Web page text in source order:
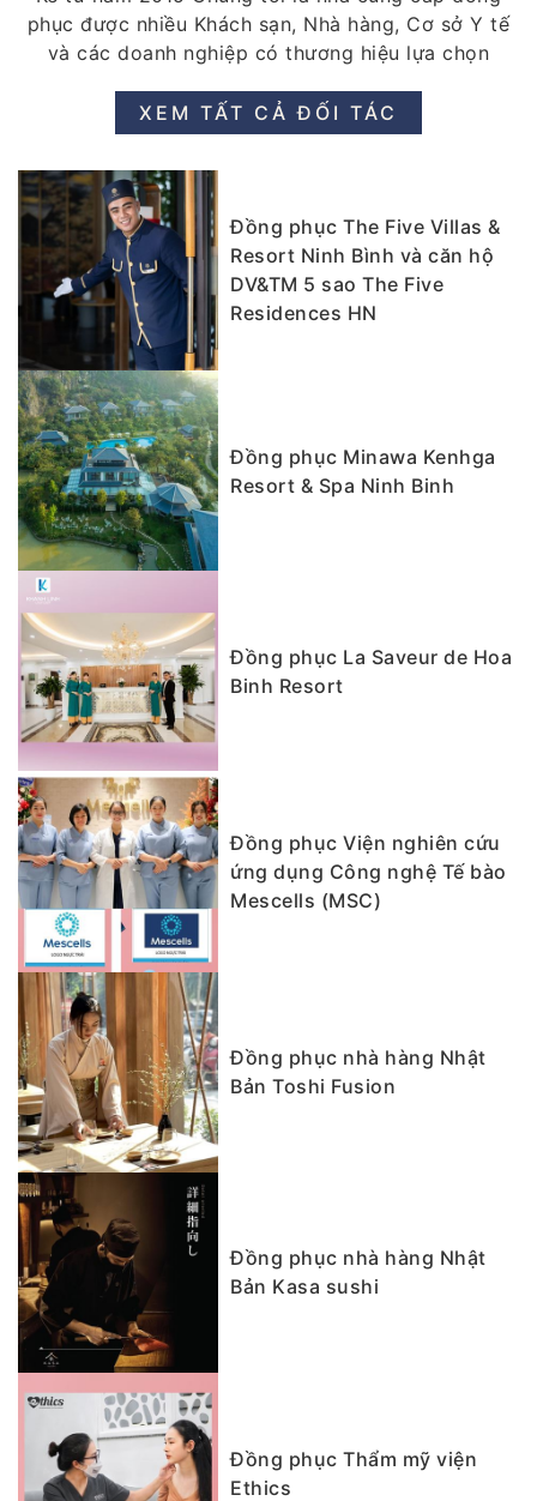
phục được nhiều Khách sạn, Nhà hàng, Cơ sở Y tế
và các doanh nghiệp có thương hiệu lựa chọn
XEM TẤT CẢ ĐỐI TÁC
Đồng phục The Five Villas &
Resort Ninh Bình và căn hộ
DV&TM 5 sao The Five
Residences HN
Đồng phục Minawa Kenhga
Resort & Spa Ninh Binh
Đồng phục La Saveur de Hoa
Binh Resort
Đồng phục Viện nghiên cứu
ứng dụng Công nghệ Tế bào
Mescells (MSC)
Đồng phục nhà hàng Nhật
Bản Toshi Fusion
Đồng phục nhà hàng Nhật
Bản Kasa sushi
Đồng phục Thẩm mỹ viện
Ethics